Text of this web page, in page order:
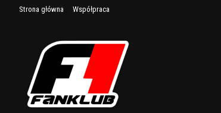
Strona główna Współpraca